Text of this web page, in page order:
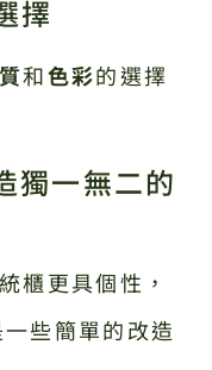
擇
和色彩的選擇
獨一無二的
櫃更具個性，
些簡單的改造